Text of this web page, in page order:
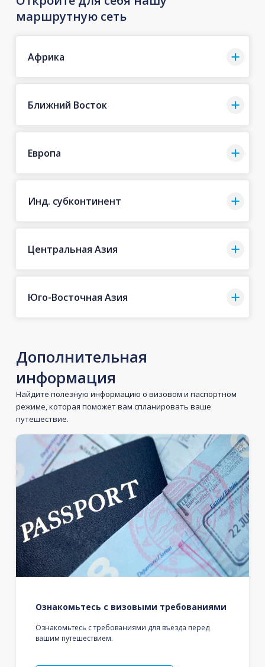
маршрутную сеть
Африка
Ближний Восток
Европа
Инд. субконтинент
Центральная Азия
Юго-Восточная Азия
Дополнительная
информация
Найдите полезную информацию о визовом и паспортном
режиме, которая поможет вам спланировать ваше
путешествие.
Ознакомьтесь с визовыми требованиями
Ознакомьтесь с требованиями для въезда перед
вашим путешествием.